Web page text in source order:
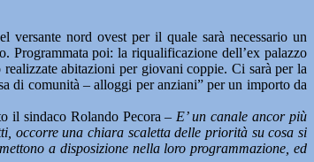
versante nord ovest per il quale sarà necessario un
Programmata poi: la riqualificazione dell’ex palazzo
abitazioni per giovani coppie. Ci sarà per la
di comunità – alloggi per anziani” per un importo da
il sindaco Rolando Pecora – E’ un canale ancor più
occorre una chiara scaletta delle priorità su cosa si
a disposizione nella loro programmazione, ed